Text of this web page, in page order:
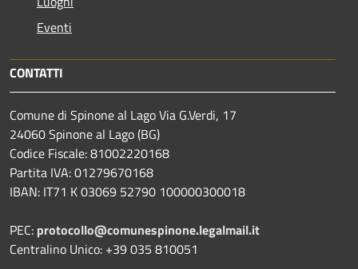
Eventi
CONTATTI
Comune di Spinone al Lago Via G.Verdi, 17
24060 Spinone al Lago (BG)
Codice Fiscale: 81002220168
Partita IVA: 01279670168
IBAN: IT71 K 03069 52790 100000300018
PEC: protocollo@comunespinone.legalmail.it
Centralino Unico: +39 035 810051